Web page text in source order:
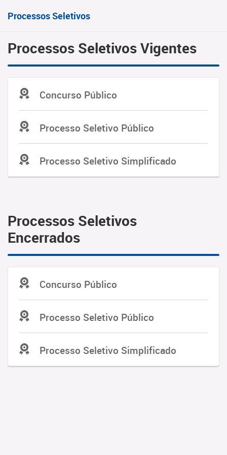
Processos Seletivos
Processos Seletivos Vigentes
Concurso Público
Processo Seletivo Público
Processo Seletivo Simplificado
Processos Seletivos
Encerrados
Concurso Público
Processo Seletivo Público
Processo Seletivo Simplificado